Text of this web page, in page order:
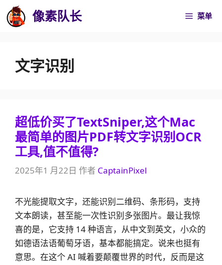
至
像素队长 菜单
文字识别
超低价买了TextSniper,这个Mac
最简单的图片PDF转文字识别OCR
工具,值不值得?
2025年1 月22日 作者 CaptainPixel
不光能提取文字，还能识别二维码、条形码，支持
文本朗读，甚至能一次性识别多张图片。最让我惊
喜的是，它支持 14 种语言，从中文到英文，小众的
如德语法语葡萄牙语，基本都能搞定。说来也挺有
意思。在这个 AI 喊着要颠覆世界的时代，反而是这